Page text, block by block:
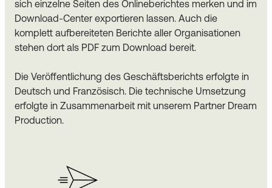
sich einzelne Seiten des Onlineberichtes merken und im
Download-Center exportieren lassen. Auch die
komplett aufbereiteten Berichte aller Organisationen
stehen dort als PDF zum Download bereit.
Die Veröffentlichung des Geschäftsberichts erfolgte in
Deutsch und Französisch. Die technische Umsetzung
erfolgte in Zusammenarbeit mit unserem Partner Dream
Production.